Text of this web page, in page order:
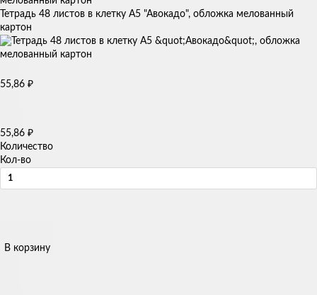
Тетрадь 48 листов в клетку А5 "Авокадо", обложка мелованный
картон
55,86 ₽
55,86 ₽
Количество
Кол-во
В корзину